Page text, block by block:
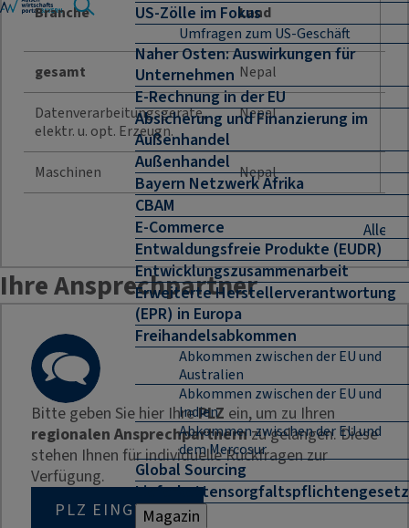
US-Zölle im Fokus
Umfragen zum US-Geschäft
Naher Osten: Auswirkungen für
Unternehmen
E-Rechnung in der EU
Absicherung und Finanzierung im
Außenhandel
Außenhandel
Bayern Netzwerk Afrika
CBAM
E-Commerce
Entwaldungsfreie Produkte (EUDR)
Entwicklungszusammenarbeit
Erweiterte Herstellerverantwortung
(EPR) in Europa
Freihandelsabkommen
Abkommen zwischen der EU und
Australien
Abkommen zwischen der EU und
Indien
Abkommen zwischen der EU und
dem Mercosur
Global Sourcing
Lieferkettensorgfaltspflichtengesetz
Magazin
Branche Land
gesamt Nepal
Datenverarbeitungsgeräte,
elektr. u. opt. Erzeugn.
Nepal
Maschinen Nepal
Alle
Ihre Ansprechpartner
Bitte geben Sie hier IhrePLZ ein, um zu Ihren
regionalen Ansprechpartnernzu gelangen. Diese
stehen Ihnen für individuelle Rückfragen zur
Verfügung.
PLZ EINGEBEN